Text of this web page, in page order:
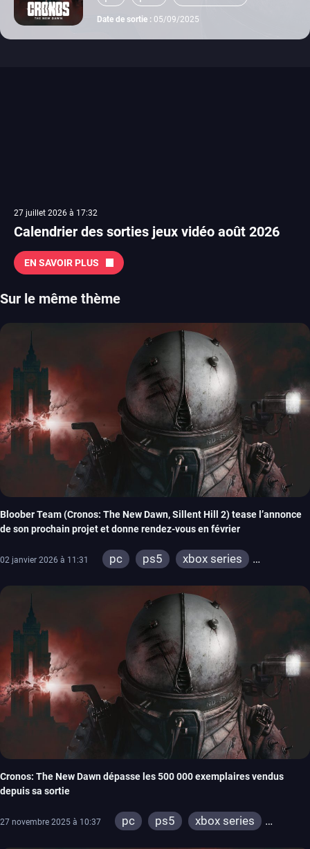
switch 2
Date de sortie : 05/09/2025
27 juillet 2026 à 17:32
Calendrier des sorties jeux vidéo août 2026
EN SAVOIR PLUS
Sur le même thème
Bloober Team (Cronos: The New Dawn, Sillent Hill 2) tease l’annonce
de son prochain projet et donne rendez-vous en février
02 janvier 2026 à 11:31 pc ps5
xbox series
Cronos: The New Dawn dépasse les 500 000 exemplaires vendus
depuis sa sortie
27 novembre 2025 à 10:37 pc ps5
xbox series